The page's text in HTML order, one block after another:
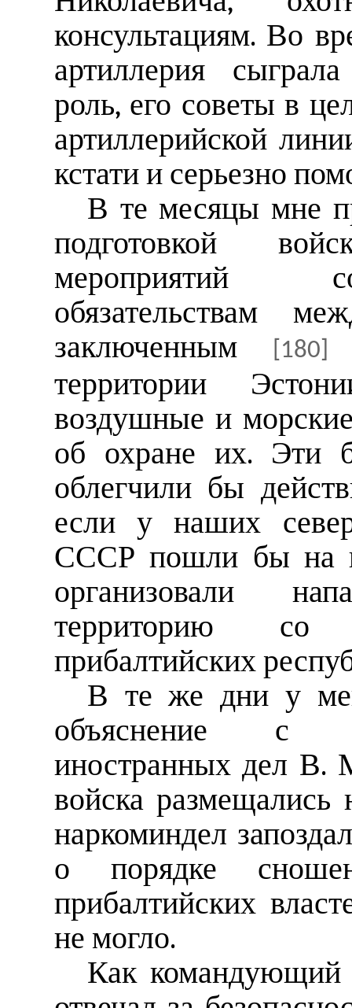
консультациям. Во
артиллерия
роль, его советы в
артиллерийской
кстати и серьезно
В те месяцы мне
подготовкой
мероприятий
обязательствам
заключенным
[180]
территории
воздушные и
об охране их. Эти
облегчили бы
если у наших
СССР пошли бы на
организовали
территорию со
прибалтийских
В те же дни у
объяснение с
иностранных дел В.
войска
наркоминдел
о порядке
прибалтийских
не могло.
Как командующий